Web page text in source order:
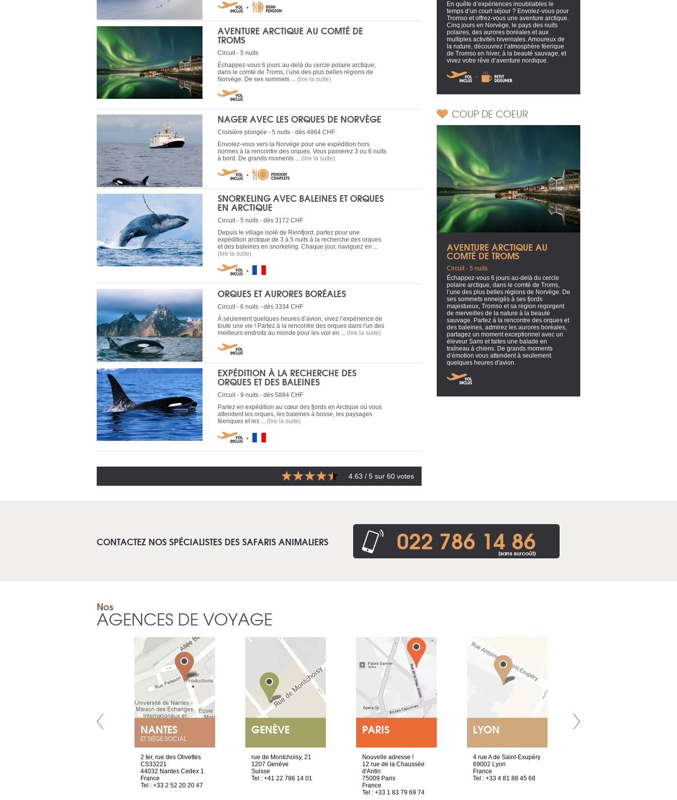
AVENTURE ARCTIQUE AU COMTÉ DE
TROMS
Circuit - 5 nuits
Échappez-vous 6 jours au-delà du cercle polaire arctique,
dans le comté de Troms, l’une des plus belles régions de
Norvège. De ses sommets ... (lire la suite)
NAGER AVEC LES ORQUES DE NORVÈGE
Croisière plongée - 5 nuits - dès 4864 CHF
Envolez-vous vers la Norvège pour une expédition hors
normes à la rencontre des orques. Vous passerez 3 ou 6 nuits
à bord. De grands moments ... (lire la suite)
SNORKELING AVEC BALEINES ET ORQUES
EN ARCTIQUE
Circuit - 5 nuits - dès 3172 CHF
Depuis le village isolé de Reinfjord, partez pour une
expédition arctique de 3 à 5 nuits à la recherche des orques
et des baleines en snorkeling. Chaque jour, naviguez en ...
(lire la suite)
ORQUES ET AURORES BORÉALES
Circuit - 6 nuits - dès 3334 CHF
À seulement quelques heures d’avion, vivez l’expérience de
toute une vie ! Partez à la rencontre des orques dans l'un des
meilleurs endroits au monde pour les voir en ... (lire la suite)
EXPÉDITION À LA RECHERCHE DES
ORQUES ET DES BALEINES
Circuit - 9 nuits - dès 5884 CHF
Partez en expédition au cœur des fjords en Arctique où vous
attendent les orques, les baleines à bosse, les paysages
féeriques et les ... (lire la suite)
4.63 / 5 sur 60 votes
En quête d’expériences inoubliables le
temps d’un court séjour ? Envolez-vous pour
Tromso et offrez-vous une aventure arctique.
Cinq jours en Norvège, le pays des nuits
polaires, des aurores boréales et aux
multiples activités hivernales. Amoureux de
la nature, découvrez l’atmosphère féerique
de Tromso en hiver, à la beauté sauvage, et
vivez votre rêve d’aventure nordique.
COUP DE COEUR
AVENTURE ARCTIQUE AU
COMTÉ DE TROMS
Circuit - 5 nuits
Échappez-vous 6 jours au-delà du cercle
polaire arctique, dans le comté de Troms,
l’une des plus belles régions de Norvège. De
ses sommets enneigés à ses fjords
majestueux, Tromso et sa région regorgent
de merveilles de la nature à la beauté
sauvage. Partez à la rencontre des orques et
des baleines, admirez les aurores boréales,
partagez un moment exceptionnel avec un
éleveur Sami et faites une balade en
traîneau à chiens. De grands moments
d’émotion vous attendent à seulement
quelques heures d'avion.
CONTACTEZ NOS SPÉCIALISTES DES SAFARIS ANIMALIERS 022 786 14 86
(sans surcoût)
Nos
AGENCES DE VOYAGE
NANTES
ET SIÈGE SOCIAL
2 ter, rue des Olivettes
CS33221
44032 Nantes Cedex 1
France
Tel : +33 2 52 20 20 47
GENÈVE
rue de Montchoisy, 21
1207 Genève
Suisse
Tel : +41 22 786 14 01
PARIS
Nouvelle adresse !
12 rue de la Chaussée
d'Antin
75009 Paris
France
Tel : +33 1 83 79 69 74
LYON
4 rue A de Saint-Exupéry
69002 Lyon
France
Tel : +33 4 81 88 45 68